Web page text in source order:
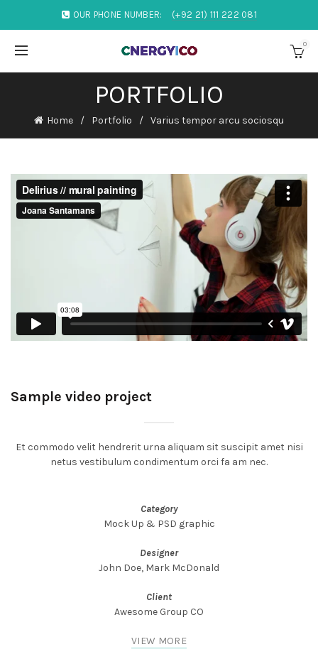
OUR PHONE NUMBER: (+92 21) 111 222 081
0
PORTFOLIO
Home Portfolio Varius tempor arcu sociosqu
Sample video project
Et commodo velit hendrerit urna aliquam sit suscipit amet nisi
netus vestibulum condimentum orci fa am nec.
Category
Mock Up & PSD graphic
Designer
John Doe, Mark McDonald
Client
Awesome Group CO
VIEW MORE